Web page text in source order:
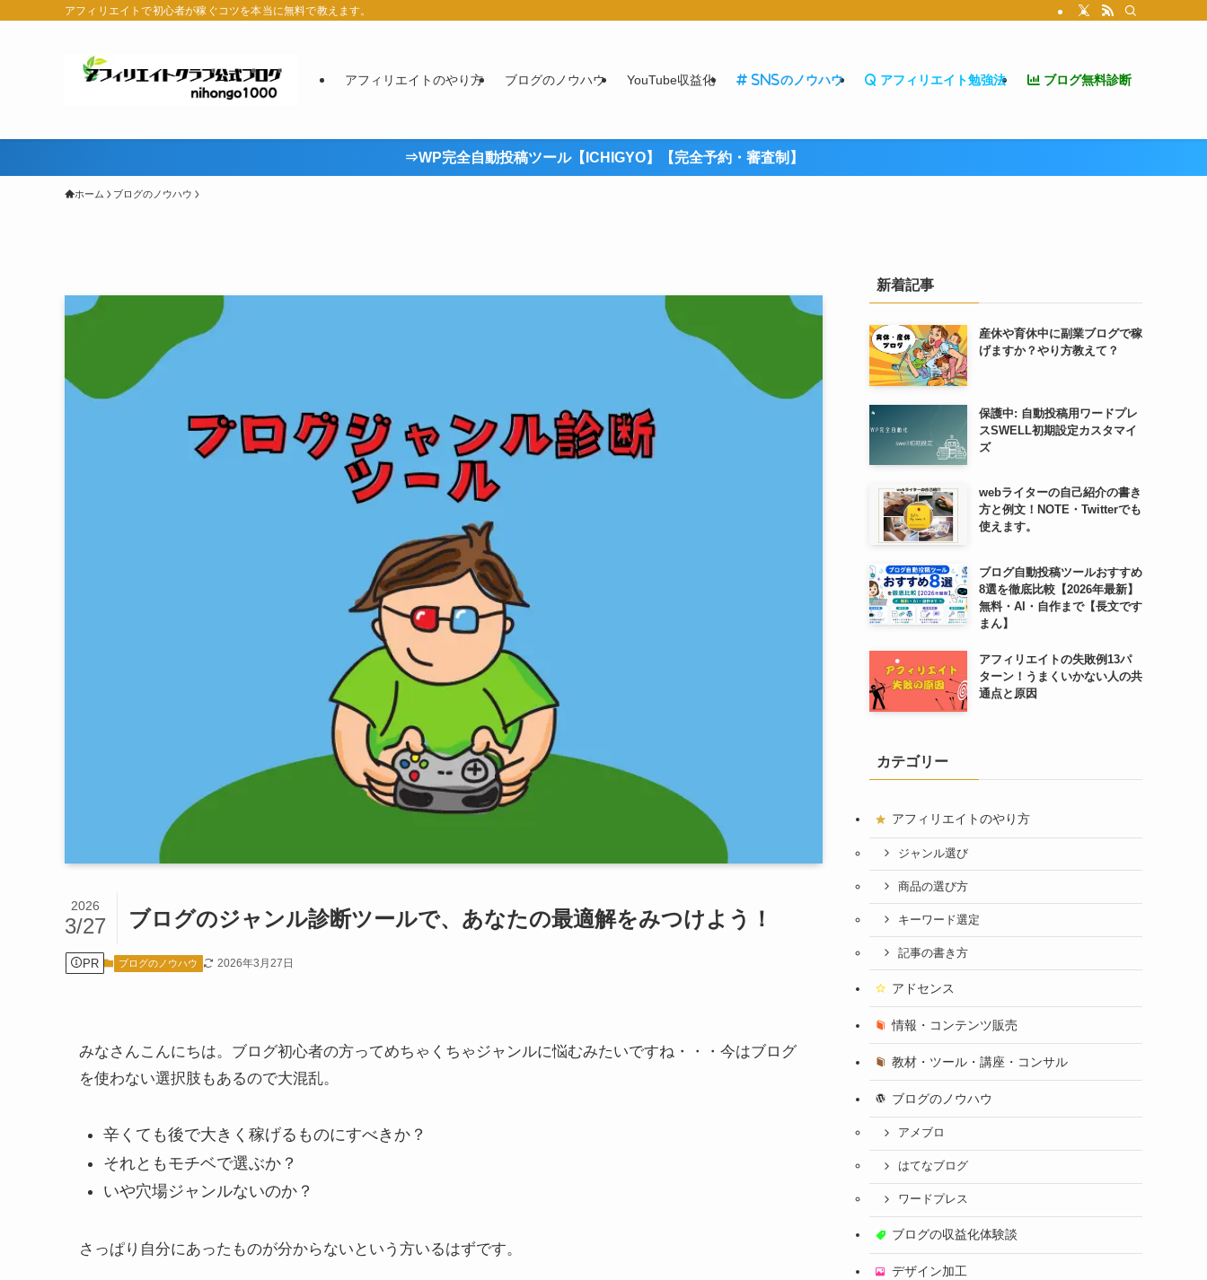
アフィリエイトで初心者が稼ぐコツを本当に無料で教えます。
アフィリエイトのやり方 ブログのノウハウ YouTube収益化 SNSのノウハウ アフィリエイト勉強法 ブログ無料診断
⇒WP完全自動投稿ツール【ICHIGYO】【完全予約・審査制】
ホーム ブログのノウハウ
ブログのジャンル診断ツールで、あなたの最適解をみつけよう！
2026
3/27
PR ブログのノウハウ 2026年3月27日
みなさんこんにちは。ブログ初心者の方ってめちゃくちゃジャンルに悩むみたいですね・・・今はブログ
を使わない選択肢もあるので大混乱。
辛くても後で大きく稼げるものにすべきか？
それともモチベで選ぶか？
いや穴場ジャンルないのか？
さっぱり自分にあったものが分からないという方いるはずです。
新着記事
産休や育休中に副業ブログで稼
げますか？やり方教えて？
保護中: 自動投稿用ワードプレ
スSWELL初期設定カスタマイ
ズ
webライターの自己紹介の書き
方と例文！NOTE・Twitterでも
使えます。
ブログ自動投稿ツールおすすめ
8選を徹底比較【2026年最新】
無料・AI・自作まで【長文です
まん】
アフィリエイトの失敗例13パ
ターン！うまくいかない人の共
通点と原因
カテゴリー
アフィリエイトのやり方
ジャンル選び
商品の選び方
キーワード選定
記事の書き方
アドセンス
情報・コンテンツ販売
教材・ツール・講座・コンサル
ブログのノウハウ
アメブロ
はてなブログ
ワードプレス
ブログの収益化体験談
デザイン加工